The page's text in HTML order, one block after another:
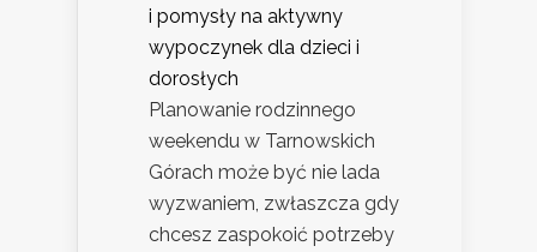
i pomysły na aktywny
wypoczynek dla dzieci i
dorosłych
Planowanie rodzinnego
weekendu w Tarnowskich
Górach może być nie lada
wyzwaniem, zwłaszcza gdy
chcesz zaspokoić potrzeby